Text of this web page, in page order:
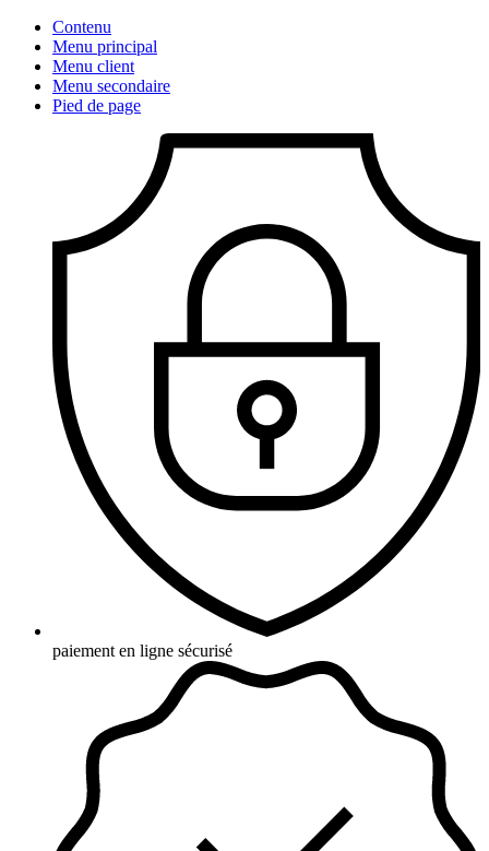
Contenu
Menu principal
Menu client
Menu secondaire
Pied de page
paiement en ligne sécurisé